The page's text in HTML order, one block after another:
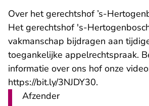
Over het gerechtshof ’s-
Het gerechtshof 's-
vakmanschap bijdragen aan
toegankelijke appelrechtspraak.
informatie over ons hof onze
https://bit.ly/3NJDY30- U verlaat
.
Afzender